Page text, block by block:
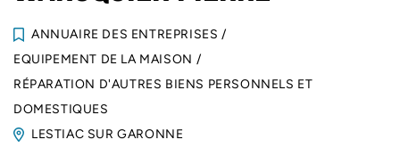
ANNUAIRE DES ENTREPRISES /
EQUIPEMENT DE LA MAISON /
RÉPARATION D'AUTRES BIENS PERSONNELS ET
DOMESTIQUES
LESTIAC SUR GARONNE